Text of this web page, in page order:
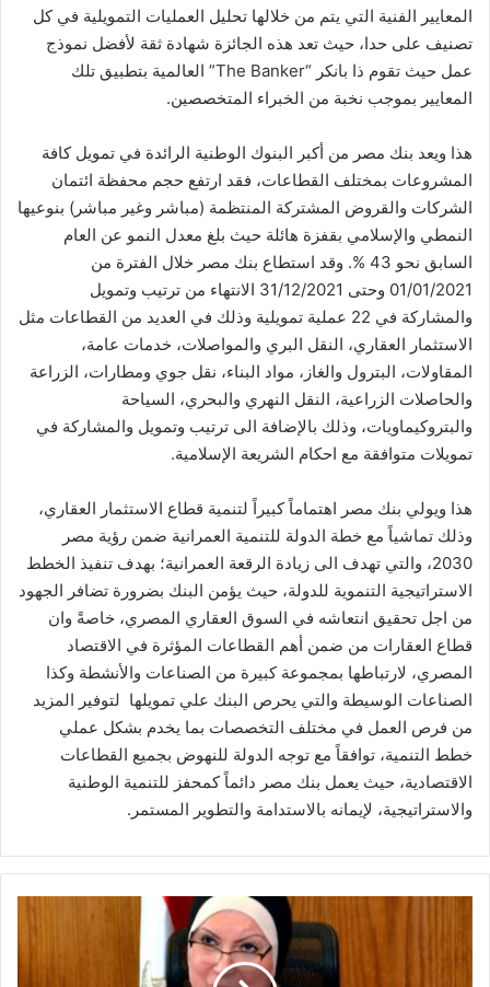
المعايير الفنية التي يتم من خلالها تحليل العمليات التمويلية في كل
تصنيف على حدا، حيث تعد هذه الجائزة شهادة ثقة لأفضل نموذج
عمل حيث تقوم ذا بانكر “The Banker” العالمية بتطبيق تلك
المعايير بموجب نخبة من الخبراء المتخصصين.
هذا ويعد بنك مصر من أكبر البنوك الوطنية الرائدة في تمويل كافة
المشروعات بمختلف القطاعات، فقد ارتفع حجم محفظة ائتمان
الشركات والقروض المشتركة المنتظمة (مباشر وغير مباشر) بنوعيها
النمطي والإسلامي بقفزة هائلة حيث بلغ معدل النمو عن العام
السابق نحو 43 %. وقد استطاع بنك مصر خلال الفترة من
01/01/2021 وحتى 31/12/2021 الانتهاء من ترتيب وتمويل
والمشاركة في 22 عملية تمويلية وذلك في العديد من القطاعات مثل
الاستثمار العقاري، النقل البري والمواصلات، خدمات عامة،
المقاولات، البترول والغاز، مواد البناء، نقل جوي ومطارات، الزراعة
والحاصلات الزراعية، النقل النهري والبحري، السياحة
والبتروكيماويات، وذلك بالإضافة الى ترتيب وتمويل والمشاركة في
تمويلات متوافقة مع احكام الشريعة الإسلامية.
هذا ويولي بنك مصر اهتماماً كبيراً لتنمية قطاع الاستثمار العقاري،
وذلك تماشياً مع خطة الدولة للتنمية العمرانية ضمن رؤية مصر
2030، والتي تهدف الى زيادة الرقعة العمرانية؛ بهدف تنفيذ الخطط
الاستراتيجية التنموية للدولة، حيث يؤمن البنك بضرورة تضافر الجهود
من اجل تحقيق انتعاشه في السوق العقاري المصري، خاصةً وان
قطاع العقارات من ضمن أهم القطاعات المؤثرة في الاقتصاد
المصري، لارتباطها بمجموعة كبيرة من الصناعات والأنشطة وكذا
الصناعات الوسيطة والتي يحرص البنك علي تمويلها لتوفير المزيد
من فرص العمل في مختلف التخصصات بما يخدم بشكل عملي
خطط التنمية، توافقاً مع توجه الدولة للنهوض بجميع القطاعات
الاقتصادية، حيث يعمل بنك مصر دائماً كمحفز للتنمية الوطنية
والاستراتيجية، لإيمانه بالاستدامة والتطوير المستمر.
ميدانية